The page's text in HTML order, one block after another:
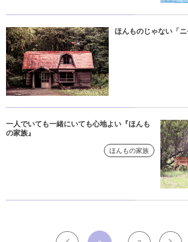
ほんものじゃない「
一人でいても一緒にいても心地よい『ほんも
の家族』
ほんもの家族